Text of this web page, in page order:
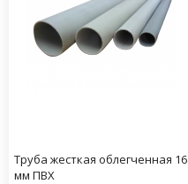
Труба жесткая облегченная 16
мм ПВХ